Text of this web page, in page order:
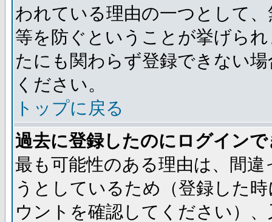
われている理由の一つとして
等を防ぐということが挙げら
たにも関わらず登録できない
ください。
トップに戻る
過去に登録したのにログイン
最も可能性のある理由は、間
うとしているため（登録した
ウントを確認してください）